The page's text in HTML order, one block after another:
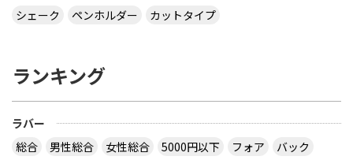
シェーク
ペンホルダー カットタイプ
ランキング
ラバー
総合
男性総合 女性総合 5000円以下 フォア
バック